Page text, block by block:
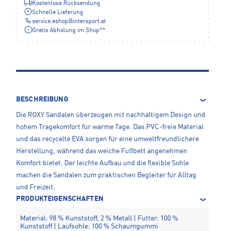
Kostenlose Rücksendung
Schnelle Lieferung
service.eshop@ intersport.at
Gratis Abholung im Shop**
BESCHREIBUNG
Die ROXY Sandalen überzeugen mit nachhaltigem Design und
hohem Tragekomfort für warme Tage. Das PVC‑freie Material
und das recycelte EVA sorgen für eine umweltfreundlichere
Herstellung, während das weiche Fußbett angenehmen
Komfort bietet. Der leichte Aufbau und die flexible Sohle
machen die Sandalen zum praktischen Begleiter für Alltag
und Freizeit.
PRODUKTEIGENSCHAFTEN
Material: 98 % Kunststoff, 2 % Metall | Futter: 100 %
Kunststoff | Laufsohle: 100 % Schaumgummi